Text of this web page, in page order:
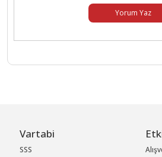
Yorum Yaz
Vartabi
SSS